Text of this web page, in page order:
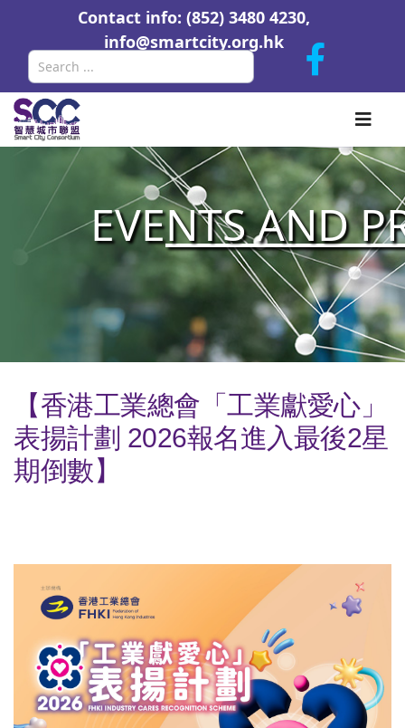
Contact info: (852) 3480 4230,
info@smartcity.org.hk
EVENTS AND
【香港工業總會「工業獻愛心」
表揚計劃 2026報名進入最後2星
期倒數】